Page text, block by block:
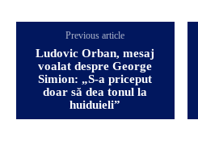
Previous article
Ludovic Orban, mesaj
voalat despre George
Simion: „S-a priceput
doar să dea tonul la
huiduieli”